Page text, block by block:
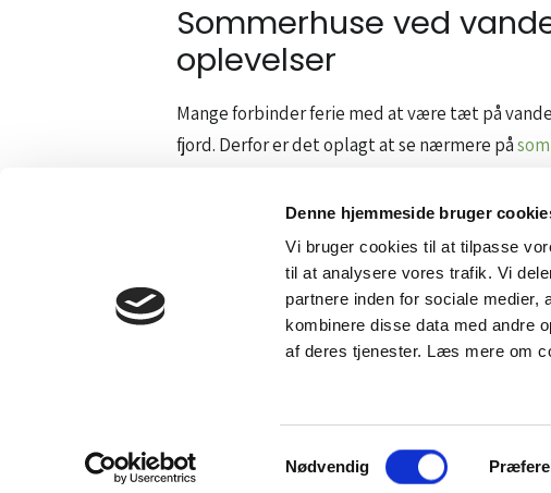
Denne hjemmeside bruger
Vi bruger cookies til at tilpasse
til at analysere vores trafik. Vi
partnere inden for sociale medier,
kombinere disse data med andre
af deres tjenester. Læs mere om
Samtykkevalg
Nødvendig
Sommerhuse ved
oplevelser
Mange forbinder ferie med at være tæt på
fjord. Derfor er det oplagt at se nærmere på
gåture langs stranden.
Hvis du gerne vil være tæt på både natur og
sommerhuse ved kysten med masser af plads
faciliteter. Det gør det nemt at holde en ferie,
centrum – og hvor hele gruppen kan få det ud af
Sommerhuse er mere
sove